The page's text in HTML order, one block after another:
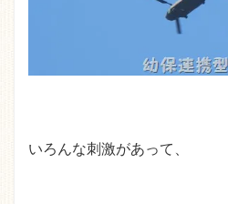
いろんな刺激があって、